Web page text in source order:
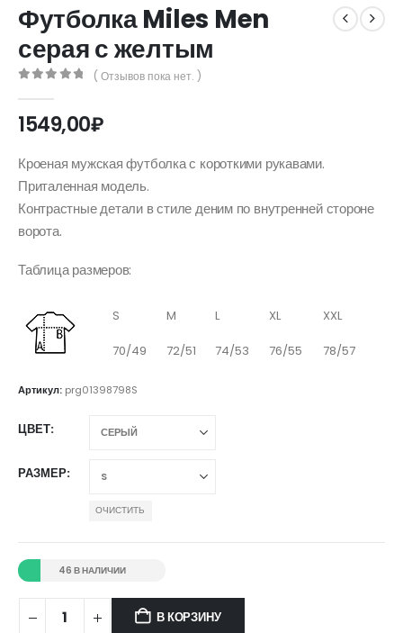
Футболка Miles Men
серая с желтым
( Отзывов пока нет. )
1549,00₽
Кроеная мужская футболка с короткими рукавами.
Приталенная модель.
Контрастные детали в стиле деним по внутренней стороне
ворота.
Таблица размеров:
S M L XL XXL
70/49 72/51 74/53 76/55 78/57
Артикул: prg01398798S
ЦВЕТ
РАЗМЕР
ОЧИСТИТЬ
46 В НАЛИЧИИ
В КОРЗИНУ